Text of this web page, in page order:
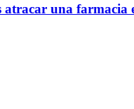
atracar una